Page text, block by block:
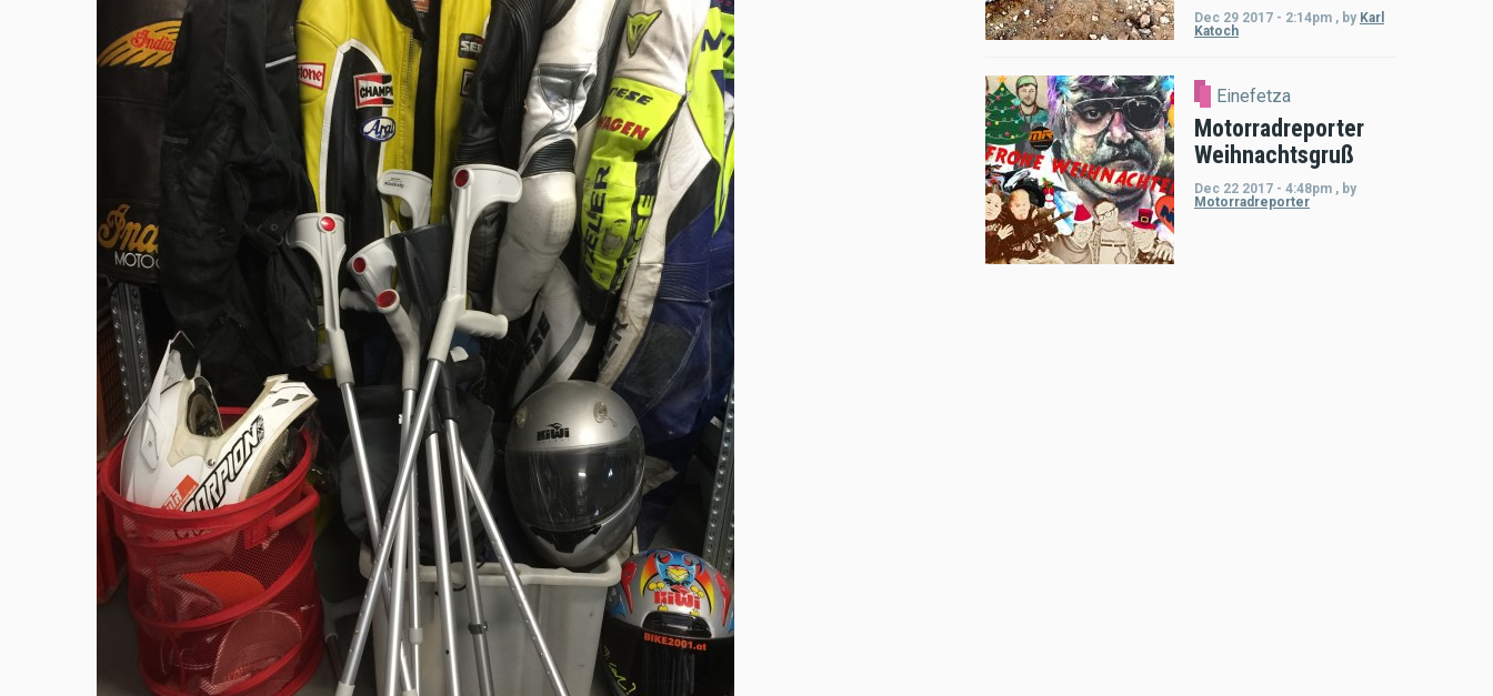
Dec 29 2017 - 2:14pm , by Karl
Katoch
Einefetza
Motorradreporter
Weihnachtsgruß
Dec 22 2017 - 4:48pm , by
Motorradreporter